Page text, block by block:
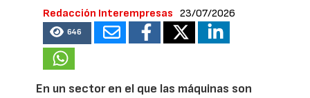
Redacción Interempresas 23/07/2026
646
En un sector en el que las máquinas son